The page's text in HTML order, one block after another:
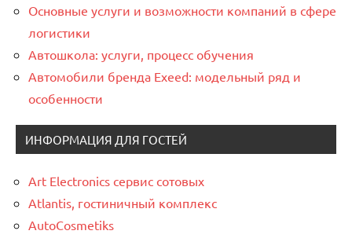
Основные услуги и возможности компаний в сфере
логистики
Автошкола: услуги, процесс обучения
Автомобили бренда Exeed: модельный ряд и
особенности
ИНФОРМАЦИЯ ДЛЯ ГОСТЕЙ
Art Electronics сервис сотовых
Atlantis, гостиничный комплекс
AutoCosmetiks